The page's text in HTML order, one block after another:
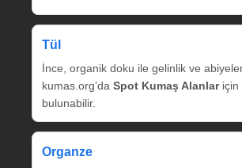
Tül
İnce, organik doku ile gelinlik ve
kumas.org’da Spot Kumaş Alanlariçin
bulunabilir.
Organze